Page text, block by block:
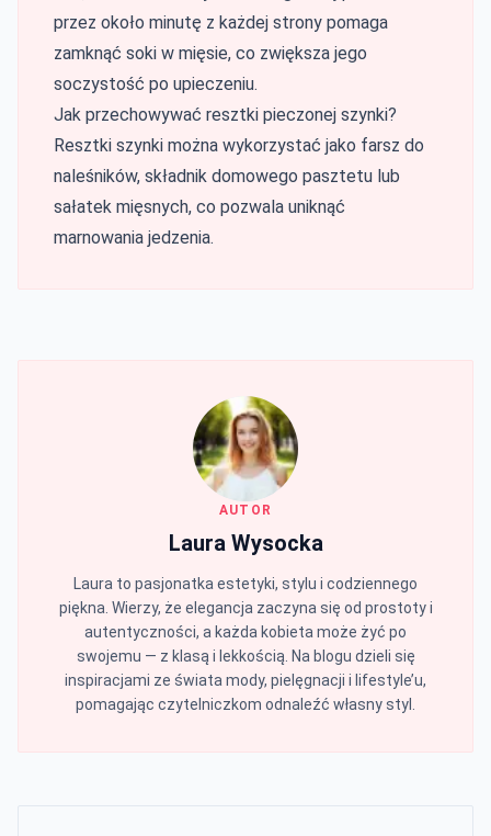
przez około minutę z każdej strony pomaga
zamknąć soki w mięsie, co zwiększa jego
soczystość po upieczeniu.
Jak przechowywać resztki pieczonej szynki?
Resztki szynki można wykorzystać jako farsz do
naleśników, składnik domowego pasztetu lub
sałatek mięsnych, co pozwala uniknąć
marnowania jedzenia.
AUTOR
Laura Wysocka
Laura to pasjonatka estetyki, stylu i codziennego
piękna. Wierzy, że elegancja zaczyna się od prostoty i
autentyczności, a każda kobieta może żyć po
swojemu — z klasą i lekkością. Na blogu dzieli się
inspiracjami ze świata mody, pielęgnacji i lifestyle’u,
pomagając czytelniczkom odnaleźć własny styl.